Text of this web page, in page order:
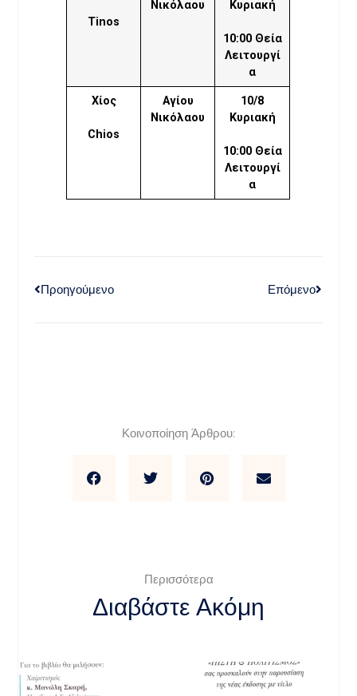
Tinos
Νικόλαου Κυριακή
10:00 Θεία
Λειτουργί
α
Χίος
Chios
Αγίου
Νικόλαου
10/8
Κυριακή
10:00 Θεία
Λειτουργί
α
Προηγούμενο Επόμενο
Κοινοποίηση Άρθρου:
Περισσότερα
Διαβάστε Ακόμη